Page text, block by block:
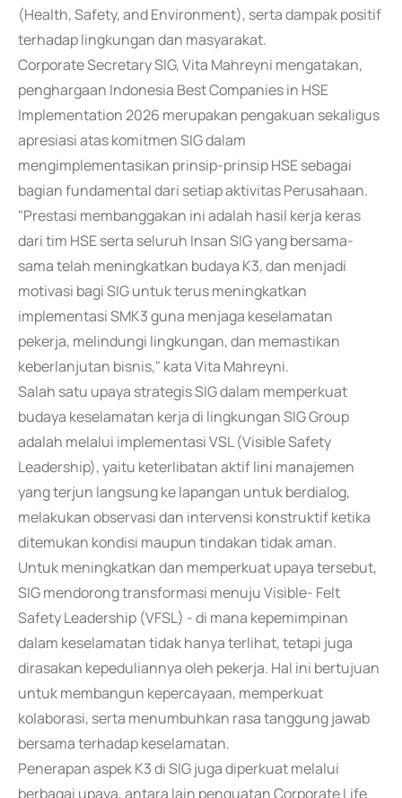
(Health, Safety, and Environment), serta dampak positif
terhadap lingkungan dan masyarakat.
Corporate Secretary SIG, Vita Mahreyni mengatakan,
penghargaan Indonesia Best Companies in HSE
Implementation 2026 merupakan pengakuan sekaligus
apresiasi atas komitmen SIG dalam
mengimplementasikan prinsip-prinsip HSE sebagai
bagian fundamental dari setiap aktivitas Perusahaan.
"Prestasi membanggakan ini adalah hasil kerja keras
dari tim HSE serta seluruh Insan SIG yang bersama-
sama telah meningkatkan budaya K3, dan menjadi
motivasi bagi SIG untuk terus meningkatkan
implementasi SMK3 guna menjaga keselamatan
pekerja, melindungi lingkungan, dan memastikan
keberlanjutan bisnis," kata Vita Mahreyni.
Salah satu upaya strategis SIG dalam memperkuat
budaya keselamatan kerja di lingkungan SIG Group
adalah melalui implementasi VSL (Visible Safety
Leadership), yaitu keterlibatan aktif lini manajemen
yang terjun langsung ke lapangan untuk berdialog,
melakukan observasi dan intervensi konstruktif ketika
ditemukan kondisi maupun tindakan tidak aman.
Untuk meningkatkan dan memperkuat upaya tersebut,
SIG mendorong transformasi menuju Visible- Felt
Safety Leadership (VFSL) - di mana kepemimpinan
dalam keselamatan tidak hanya terlihat, tetapi juga
dirasakan kepeduliannya oleh pekerja. Hal ini bertujuan
untuk membangun kepercayaan, memperkuat
kolaborasi, serta menumbuhkan rasa tanggung jawab
bersama terhadap keselamatan.
Penerapan aspek K3 di SIG juga diperkuat melalui
berbagai upaya, antara lain penguatan Corporate Life